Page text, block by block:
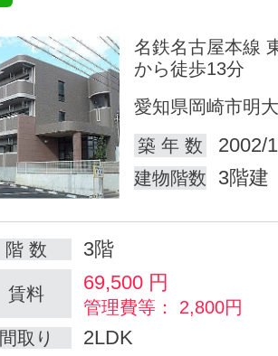
名鉄名古屋本線
から徒歩13分
愛知県岡崎市明
築 年 数
2002/
建物階数 3階建
階 数 3階
賃料 69,500 円
管理費等： 2,800円
間取り
2LDK